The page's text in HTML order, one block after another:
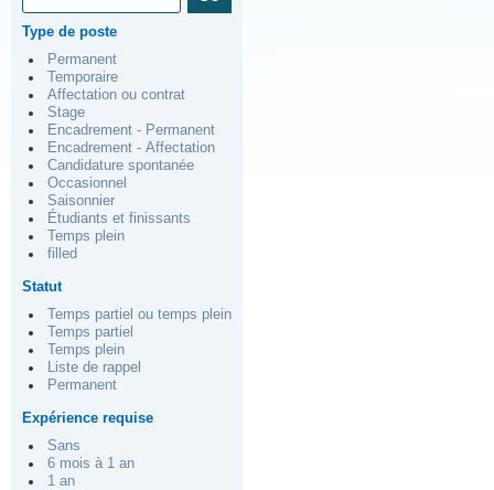
Type de poste
Permanent
Temporaire
Affectation ou contrat
Stage
Encadrement - Permanent
Encadrement - Affectation
Candidature spontanée
Occasionnel
Saisonnier
Étudiants et finissants
Temps plein
filled
Statut
Temps partiel ou temps plein
Temps partiel
Temps plein
Liste de rappel
Permanent
Expérience requise
Sans
6 mois à 1 an
1 an